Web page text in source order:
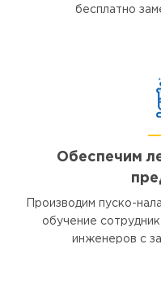
бесплатно
Обеспечим
Производим пуско-
обучение
инженеров с